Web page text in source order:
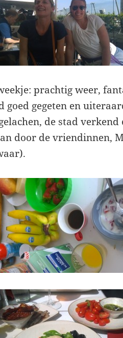
prachtig weer,
goed gegeten en
de stad verkend
door de vriendinnen,